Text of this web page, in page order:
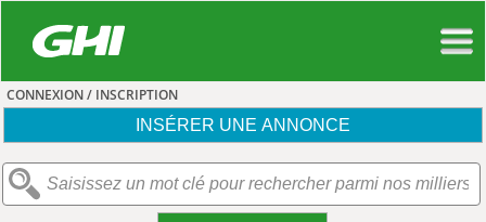
CONNEXION / INSCRIPTION
INSÉRER UNE ANNONCE